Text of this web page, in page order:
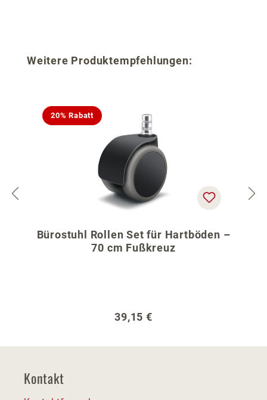
Produktgalerie überspringen
Weitere Produktempfehlungen:
20% Rabatt
Bürostuhl Rollen Set für Hartböden –
70 cm Fußkreuz
Regulärer Preis:
39,15 €
Kontakt